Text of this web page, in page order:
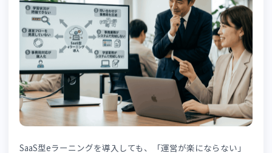
特に「事務局運営」は盲点になりやすく、申込受付・支払
確認・問い合わせ対応・修了証発行を仕組みごと見直さな
れば、オンライン化のメリットは限定的なものになってし
います。
「eラーニング学習管理システム導入に失敗す
企業の特徴」 も参考にしてください。
2.資格講座のeラーニングSaaS運営でよく
る6つの失敗パターン